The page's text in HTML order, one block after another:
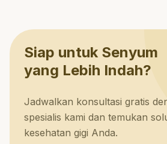
Siap untuk Senyum
yang Lebih Indah?
Jadwalkan konsultasi gratis
spesialis kami dan temukan
kesehatan gigi Anda.